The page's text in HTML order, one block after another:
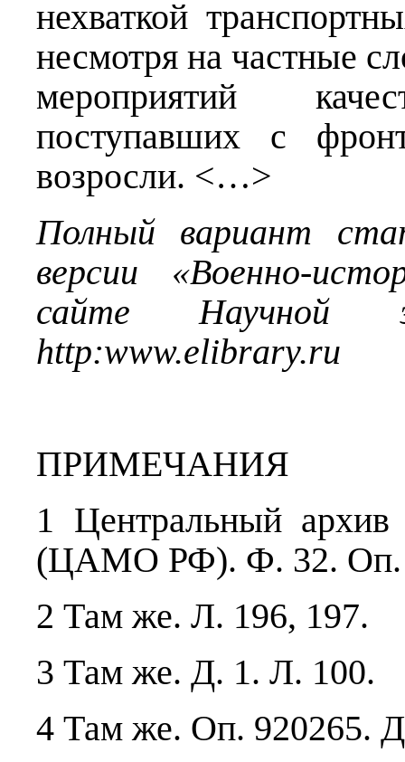
нехваткой
несмотря на частные
мероприятий
поступавших с
возросли. <…>
Полный вариант
версии «Военно-
сайте Научной
http:www.elibrary.ru
ПРИМЕЧАНИЯ
1 Центральный
(ЦАМО РФ). Ф. 32. Оп.
2 Там же. Л. 196, 197.
3 Там же. Д. 1. Л. 100.
4 Там же. Оп. 920265.